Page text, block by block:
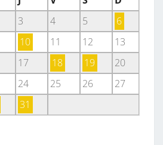
3 4 5
6
10 11 12
13
17 18 19
20
24 25 26
27
31